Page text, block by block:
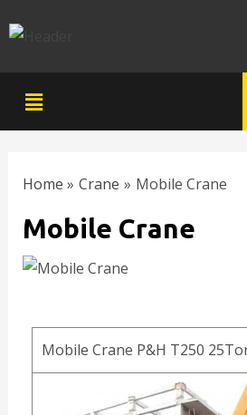
Home Crane Mobile Crane
Mobile Crane
Mobile Crane P&H T250